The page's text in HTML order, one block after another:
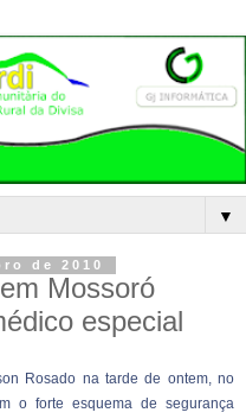
▼
de 2010
Mossoró
especial
Rosado na tarde de ontem, no
o forte esquema de segurança